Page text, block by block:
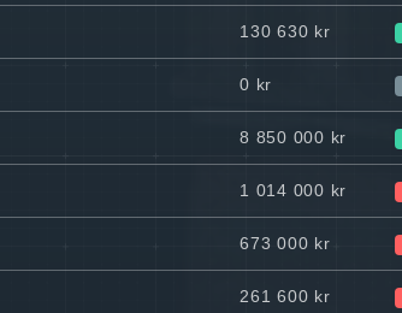
130 630 kr
0 kr
8 850 000 kr
1 014 000 kr
673 000 kr
261 600 kr